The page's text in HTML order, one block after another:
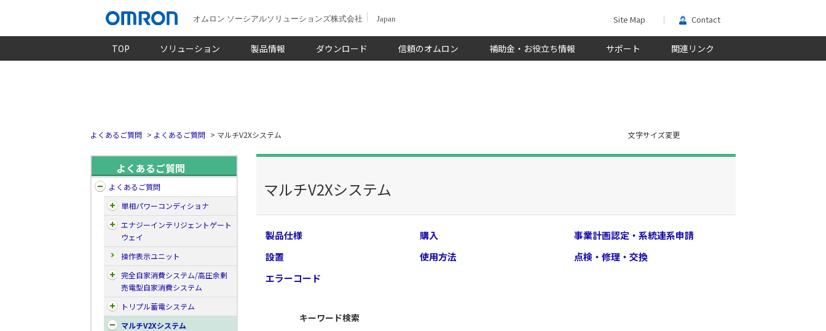
オムロン ソーシアルソリューションズ株式会社 Japan Site Map Contact
TOP ソリューション 製品情報 ダウンロード 信頼のオムロン 補助金・お役立ち情報 サポート 関連リンク
文字サイズ変更
よくあるご質問 > よくあるご質問 > マルチV2Xシステム
よくあるご質問
よくあるご質問
単相パワーコンディショナ
エナジーインテリジェントゲート
ウェイ
操作表示ユニット
完全自家消費システム/高圧余剰
売電型自家消費システム
トリプル蓄電システム
マルチV2Xシステム
マルチV2Xシステム
製品仕様 購入
事業計画認定・系統連系申請
設置
使用方法
点検・修理・交換
エラーコード
キーワード検索